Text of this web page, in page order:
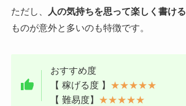
ただし、 人の気持ちを思って楽しく書ける
ものが意外と多いのも特徴です。
おすすめ度
【 稼げる度 】 ★★★★★
【 難易度】 ★★★★★